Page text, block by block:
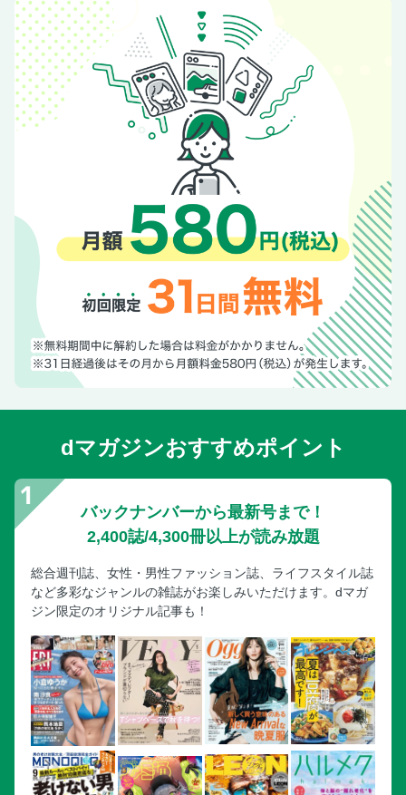
dマガジンおすすめポイント
バックナンバーから最新号まで！
2,400誌/4,300冊以上が読み放題
総合週刊誌、女性・男性ファッション誌、ライフスタイル誌
など多彩なジャンルの雑誌がお楽しみいただけます。dマガ
ジン限定のオリジナル記事も！